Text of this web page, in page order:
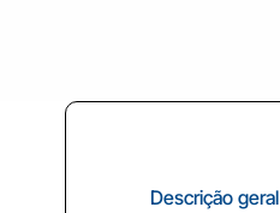
Descrição geral